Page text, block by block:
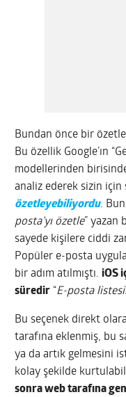
Bundan önce bir
Bu özellik Google’ın
modellerinden
analiz ederek sizin
özetleyebiliyordu.
posta’yı özetle” yazan
sayede kişilere ciddi
Popüler e-posta
bir adım atılmıştı.iOS
süredir “E-posta
Bu seçenek direkt
tarafına eklenmiş, bu
ya da artık gelmesini
kolay şekilde
sonra web tarafına